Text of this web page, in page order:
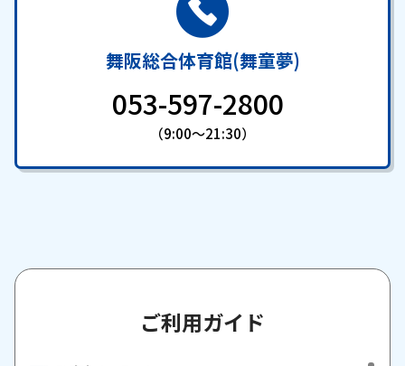
舞阪総合体育館(舞童夢)
053-597-2800
（9:00～21:30）
ご利用ガイド